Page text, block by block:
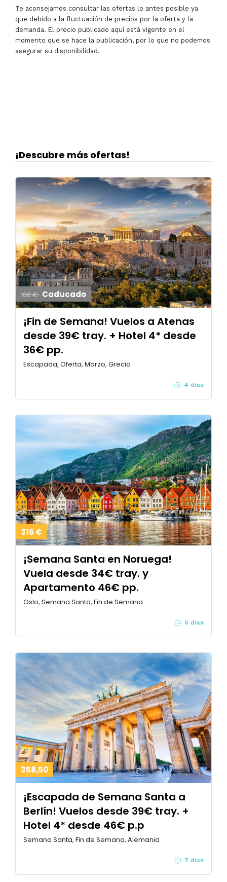
Te aconsejamos consultar las ofertas lo antes posible ya
que debido a la fluctuación de precios por la oferta y la
demanda. El precio publicado aquí está vigente en el
momento que se hace la publicación, por lo que no podemos
asegurar su disponibilidad.
¡Descubre más ofertas!
186 € Caducado
¡Fin de Semana! Vuelos a Atenas
desde 39€ tray. + Hotel 4* desde
36€ pp.
Escapada, Oferta, Marzo, Grecia
4 días
316 €
¡Semana Santa en Noruega!
Vuela desde 34€ tray. y
Apartamento 46€ pp.
Oslo, Semana Santa, Fin de Semana
6 días
358,50
¡Escapada de Semana Santa a
Berlín! Vuelos desde 39€ tray. +
Hotel 4* desde 46€ p.p
Semana Santa, Fin de Semana, Alemania
7 días